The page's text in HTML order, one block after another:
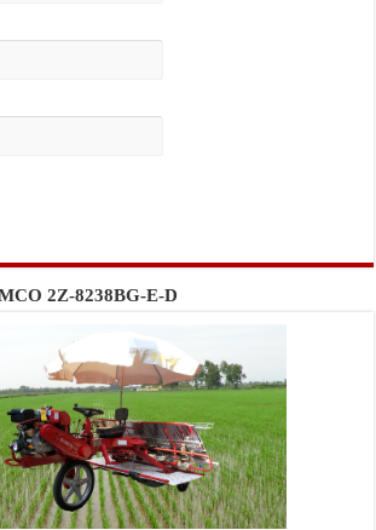
2Z-8238BG-E-D